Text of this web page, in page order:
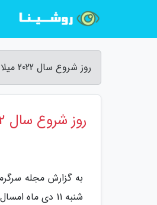
روز شروع سال 2022 میلادی؛ تقویم 2022 - مجله سرگرمی
روز شروع سال 2022 میلادی؛ تقویم 2022
شنبه 11 دی ماه امسال آغاز سال میلادی نو خواهد بود.